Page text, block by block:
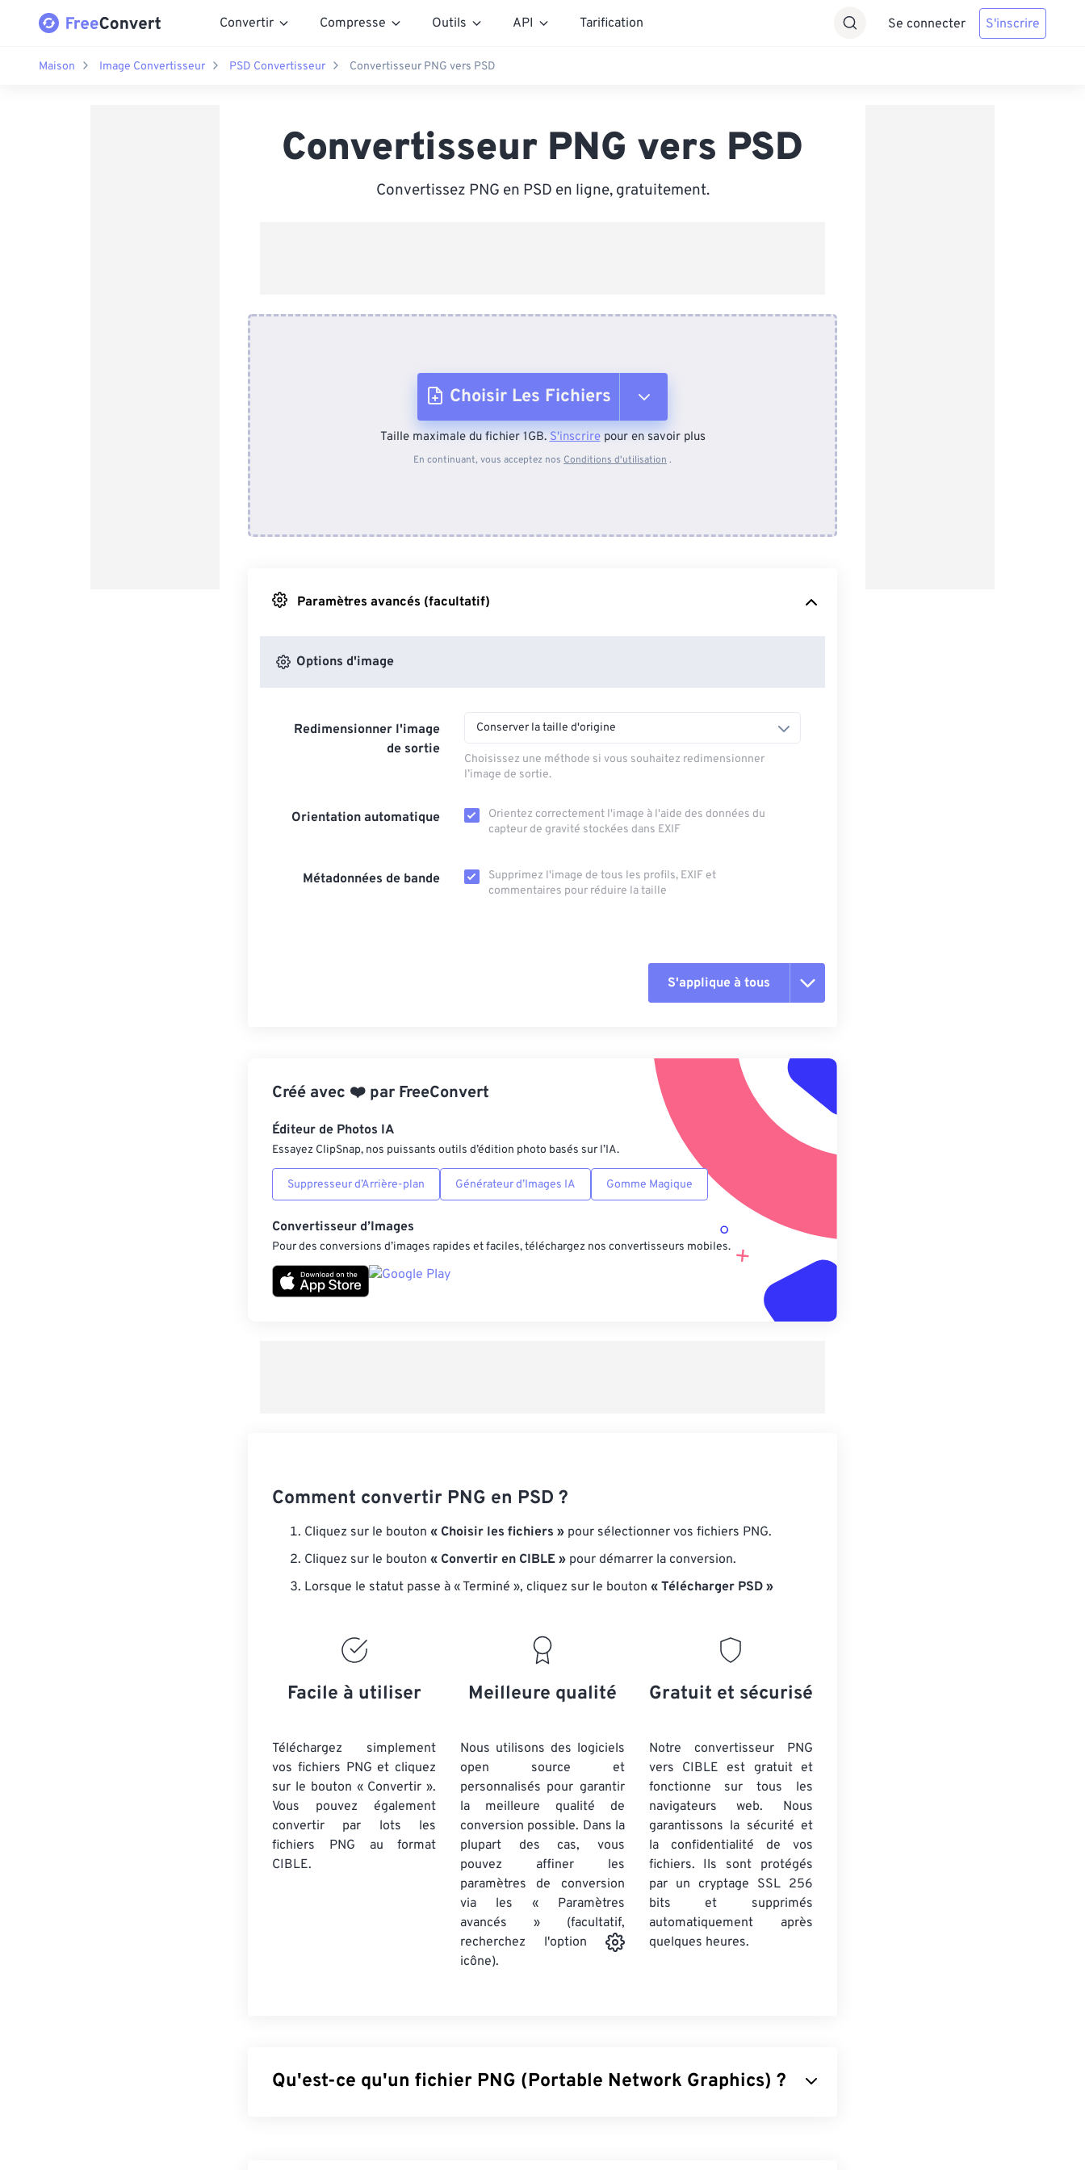
Convertir Compresse Outils API Tarification Se connecter S'inscrire
Maison Image Convertisseur PSD Convertisseur Convertisseur PNG vers PSD
Convertisseur PNG vers PSD
Convertissez PNG en PSD en ligne, gratuitement.
Choisir Les Fichiers
Depuis l'appareil
Taille maximale du fichier 1GB.S'inscrirepour en savoir plus
En continuant, vous acceptez nos Conditions d'utilisation .
Paramètres avancés (facultatif)
Options d'image
Redimensionner l'image
de sortie
Conserver la taille d'origine
Choisissez une méthode si vous souhaitez redimensionner
l’image de sortie.
Orientation automatique
Orientez correctement l'image à l'aide des données du
capteur de gravité stockées dans EXIF
Métadonnées de bande
Supprimez l'image de tous les profils, EXIF ​​et
commentaires pour réduire la taille
S'applique à tous
Appliquer à partir du préréglage
Enregistrer comme préréglage
Créé avec ❤️ par FreeConvert
Éditeur de Photos IA
Essayez ClipSnap, nos puissants outils d’édition photo basés sur l’IA.
Suppresseur d’Arrière-plan Générateur d’Images IA Gomme Magique
Convertisseur d’Images
Pour des conversions d’images rapides et faciles, téléchargez nos convertisseurs mobiles.
Comment convertir PNG en PSD ?
Cliquez sur le bouton « Choisir les fichiers » pour sélectionner vos fichiers PNG.
Cliquez sur le bouton « Convertir en CIBLE » pour démarrer la conversion.
Lorsque le statut passe à « Terminé », cliquez sur le bouton « Télécharger PSD »
Facile à utiliser
Téléchargez simplement
vos fichiers PNG et cliquez
sur le bouton « Convertir ».
Vous pouvez également
convertir par lots les
fichiers PNG au format
CIBLE.
Meilleure qualité
Nous utilisons des logiciels
open source et
personnalisés pour garantir
la meilleure qualité de
conversion possible. Dans la
plupart des cas, vous
pouvez affiner les
paramètres de conversion
via les « Paramètres
avancés » (facultatif,
recherchez l'option
icône).
Gratuit et sécurisé
Notre convertisseur PNG
vers CIBLE est gratuit et
fonctionne sur tous les
navigateurs web. Nous
garantissons la sécurité et
la confidentialité de vos
fichiers. Ils sont protégés
par un cryptage SSL 256
bits et supprimés
automatiquement après
quelques heures.
Qu'est-ce qu'un fichier PNG (Portable Network Graphics) ?